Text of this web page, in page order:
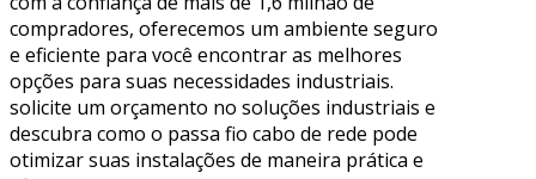
compradores, oferecemos um ambiente seguro
e eficiente para você encontrar as melhores
opções para suas necessidades industriais.
solicite um orçamento no soluções industriais e
descubra como o passa fio cabo de rede pode
otimizar suas instalações de maneira prática e